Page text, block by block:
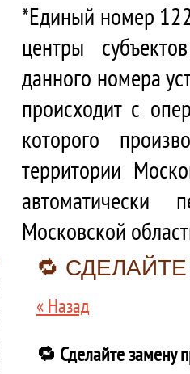
*Единый номер
центры
данного номера
происходит с
которого
территории
автоматически
Московской
🔁
« Назад
🔁 Сделайте замену